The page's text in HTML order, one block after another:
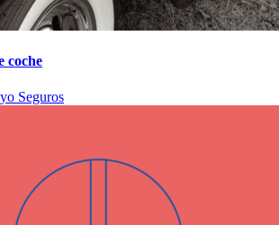
coche
Seguros